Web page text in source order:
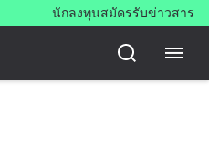
นักลงทุนสมัครรับข่าวสาร